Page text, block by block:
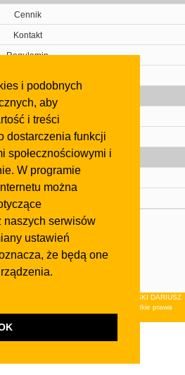
i podobnych
aby
i treści
dostarczenia funkcji
społecznościowymi i
W programie
można
naszych serwisów
ustawień
że będą one
Cennik
Kontakt
Regulamin
Gazeta
Olkusz
Kontakt
dla biznesu
nieruchomości
i autokomisy
się z nami
iPolityki Prywatności.
Klauzula FB
FIRMA NEON MAREK KLUCZEWSKI DARIUSZ
ul.Żuradzka 15, 32-300 Olkusz . Wszystkie prawa